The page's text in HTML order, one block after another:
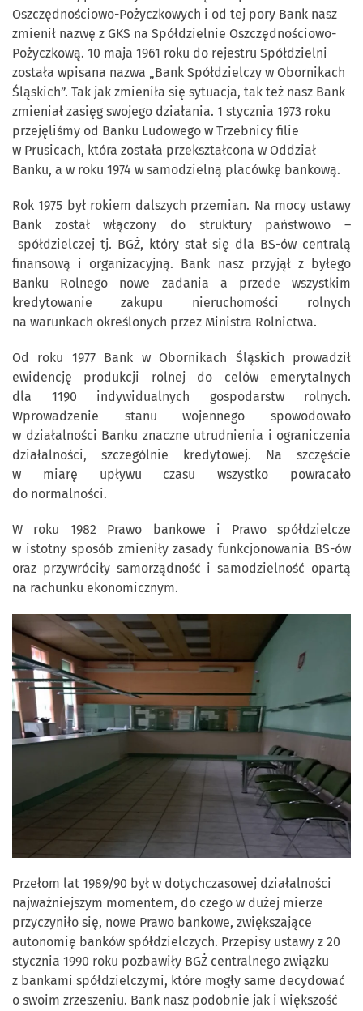
Oszczędnościowo-Pożyczkowych i od tej pory Bank nasz
zmienił nazwę z GKS na Spółdzielnie Oszczędnościowo-
Pożyczkową. 10 maja 1961 roku do rejestru Spółdzielni
została wpisana nazwa „Bank Spółdzielczy w Obornikach
Śląskich”. Tak jak zmieniła się sytuacja, tak też nasz Bank
zmieniał zasięg swojego działania. 1 stycznia 1973 roku
przejęliśmy od Banku Ludowego w Trzebnicy filie
w Prusicach, która została przekształcona w Oddział
Banku, a w roku 1974 w samodzielną placówkę bankową.
Rok 1975 był rokiem dalszych przemian. Na mocy ustawy
Bank został włączony do struktury państwowo –
spółdzielczej tj. BGŻ, który stał się dla BS-ów centralą
finansową i organizacyjną. Bank nasz przyjął z byłego
Banku Rolnego nowe zadania a przede wszystkim
kredytowanie zakupu nieruchomości rolnych
na warunkach określonych przez Ministra Rolnictwa.
Od roku 1977 Bank w Obornikach Śląskich prowadził
ewidencję produkcji rolnej do celów emerytalnych
dla 1190 indywidualnych gospodarstw rolnych.
Wprowadzenie stanu wojennego spowodowało
w działalności Banku znaczne utrudnienia i ograniczenia
działalności, szczególnie kredytowej. Na szczęście
w miarę upływu czasu wszystko powracało
do normalności.
W roku 1982 Prawo bankowe i Prawo spółdzielcze
w istotny sposób zmieniły zasady funkcjonowania BS-ów
oraz przywróciły samorządność i samodzielność opartą
na rachunku ekonomicznym.
Przełom lat 1989/90 był w dotychczasowej działalności
najważniejszym momentem, do czego w dużej mierze
przyczyniło się, nowe Prawo bankowe, zwiększające
autonomię banków spółdzielczych. Przepisy ustawy z 20
stycznia 1990 roku pozbawiły BGŻ centralnego związku
z bankami spółdzielczymi, które mogły same decydować
o swoim zrzeszeniu. Bank nasz podobnie jak i większość